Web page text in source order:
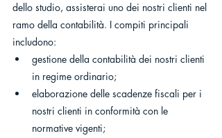
dello studio, assisterai uno dei nostri clienti nel
ramo della contabilità. I compiti principali
includono:
gestione della contabilità dei nostri clienti
in regime ordinario;
elaborazione delle scadenze fiscali per i
nostri clienti in conformità con le
normative vigenti;